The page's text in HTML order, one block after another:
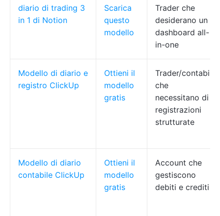
diario di trading 3
in 1 di Notion
Scarica
questo
modello
Trader che
desiderano un
dashboard all-
in-one
Modello di diario e
registro ClickUp
Ottieni il
modello
gratis
Trader/contabili
che
necessitano di
registrazioni
strutturate
Modello di diario
contabile ClickUp
Ottieni il
modello
gratis
Account che
gestiscono
debiti e crediti